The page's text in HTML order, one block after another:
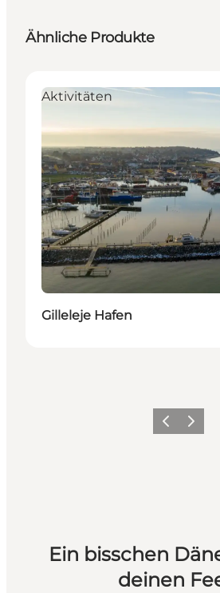
Ähnliche Produkte
Aktivitäten
Gilleleje Hafen
ZurückWeiter
Ein bisschen
deinen